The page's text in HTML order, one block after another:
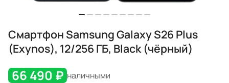
Смартфон Samsung Galaxy S26 Plus
(Exynos), 12/256 ГБ, Black (чёрный)
66 490 ₽ наличными